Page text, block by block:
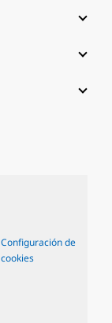
Configuración de
cookies